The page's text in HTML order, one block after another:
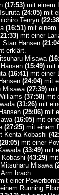
(17:53)mit einem
(24:05)mit
Tenryu
(16:51)mit einem
mit einer
Hansen
erklärt.
Misawa
(15:49)mit
(16:41)mit einer
(24:04)mit
Misawa (27:39)mit
(37:58)mit
(31:26)mit
(25:06)mit
(16:05)mit
(27:25)mit einem
Kenta Kobashi
mit einer
(33:49)mit
(43:29)mit
Misawa
brach.
einer
Running